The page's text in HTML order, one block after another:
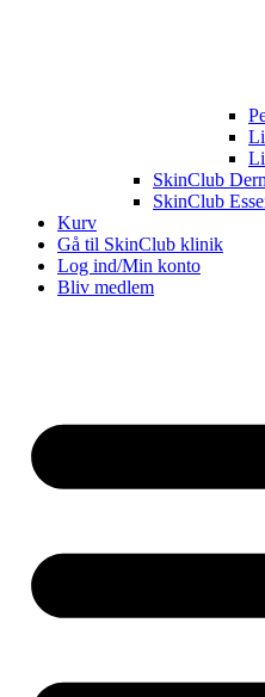
SkinClub
SkinClub
Kurv
Gå til SkinClub klinik
Log ind/Min konto
Bliv medlem